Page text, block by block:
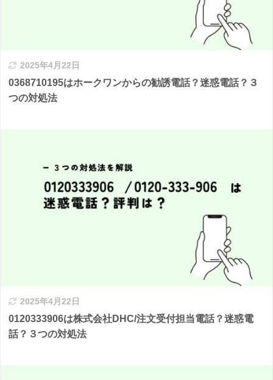
2025年4月22日
0368710195はホークワンからの勧誘電話？迷惑電話？３
つの対処法
2025年4月22日
0120333906は株式会社DHC/注文受付担当電話？迷惑電
話？３つの対処法